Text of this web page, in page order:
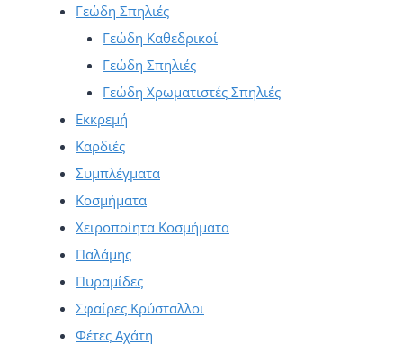
Γεώδη Σπηλιές
Γεώδη Καθεδρικοί
Γεώδη Σπηλιές
Γεώδη Χρωματιστές Σπηλιές
Εκκρεμή
Καρδιές
Συμπλέγματα
Κοσμήματα
Χειροποίητα Κοσμήματα
Παλάμης
Πυραμίδες
Σφαίρες Κρύσταλλοι
Φέτες Αχάτη